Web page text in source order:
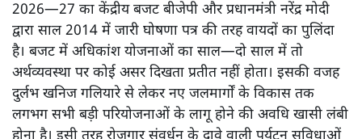
2026—27 का केंद्रीय बजट बीजेपी और प्रधानमंत्री नरेंद्र मोदी
द्वारा साल 2014 में जारी घोषणा पत्र की तरह वायदों का पुलिंदा
है। बजट में अधिकांश योजनाओं का साल—दो साल में तो
अर्थव्यवस्था पर कोई असर दिखता प्रतीत नहीं होता। इसकी वजह
दुर्लभ खनिज गलियारे से लेकर नए जलमार्गों के विकास तक
लगभग सभी बड़ी परियोजनाओं के लागू होने की अवधि खासी लंबी